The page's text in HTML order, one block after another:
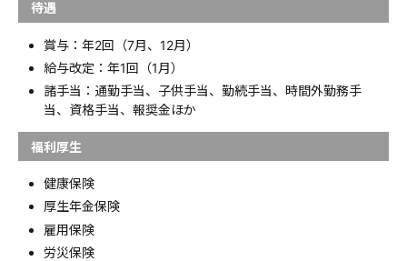
待遇
賞与：年2回（7月、12月）
給与改定：年1回（1月）
諸手当：通勤手当、子供手当、勤続手当、時間外勤務手
当、資格手当、報奨金ほか
福利厚生
健康保険
厚生年金保険
雇用保険
労災保険